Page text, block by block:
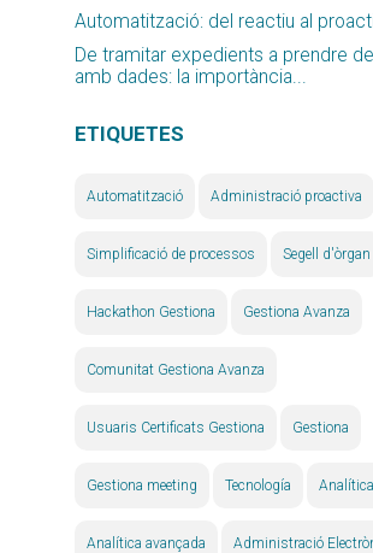
Automatització: del reactiu al
De tramitar expedients a prendre
amb dades: la importància...
ETIQUETES
Automatització Administració proactiva
Simplificació de processos Segell d'òrgan
Hackathon Gestiona Gestiona Avanza
Comunitat Gestiona Avanza
Usuaris Certificats Gestiona Gestiona
Gestiona meeting Tecnología
Analítica avançada Administració